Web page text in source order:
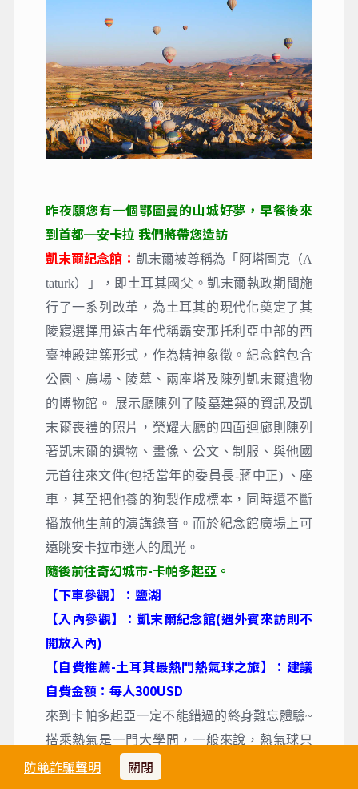
防範詐騙聲明 關閉
昨夜願您有一個鄂圖曼的山城好夢，早餐後來
到首都─安卡拉 我們將帶您造訪
凱末爾紀念館： 凱末爾被尊稱為「阿塔圖克（A
taturk）」，即土耳其國父。凱末爾執政期間施
行了一系列改革，為土耳其的現代化奠定了其
陵寢選擇用遠古年代稱霸安那托利亞中部的西
臺神殿建築形式，作為精神象徵。紀念館包含
公園、廣場、陵墓、兩座塔及陳列凱末爾遺物
的博物館。 展示廳陳列了陵墓建築的資訊及凱
末爾喪禮的照片，榮耀大廳的四面迴廊則陳列
著凱末爾的遺物、畫像、公文、制服、與他國
元首往來文件(包括當年的委員長-蔣中正) 、座
車，甚至把他養的狗製作成標本，同時還不斷
播放他生前的演講錄音。而於紀念館廣場上可
遠眺安卡拉市迷人的風光。
隨後前往奇幻城市-卡帕多起亞。
【下車參觀】：鹽湖
【入內參觀】：凱末爾紀念館(遇外賓來訪則不
開放入內)
【自費推薦-土耳其最熱門熱氣球之旅】：建議
自費金額：每人300USD
來到卡帕多起亞一定不能錯過的終身難忘體驗~
搭乘熱氣是一門大學問，一般來說，熱氣球只
在清晨時刻及天候允許下才能飛行，有可能會